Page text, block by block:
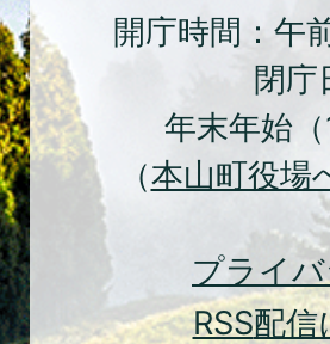
開庁時間：午
閉庁
年末年始
（本山町役場
プライ
RSS配信